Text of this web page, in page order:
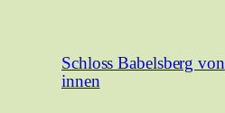
Schloss Babelsberg von
innen